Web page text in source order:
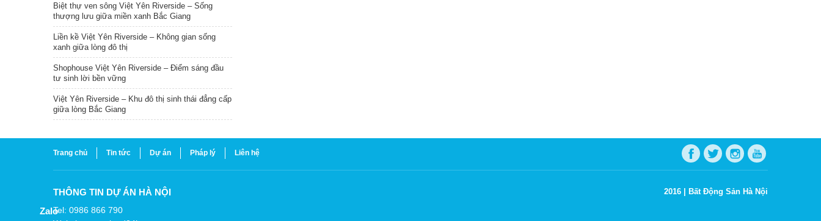
Biệt thự ven sông Việt Yên Riverside – Sống
thượng lưu giữa miền xanh Bắc Giang
Liền kề Việt Yên Riverside – Không gian sống
xanh giữa lòng đô thị
Shophouse Việt Yên Riverside – Điểm sáng đầu
tư sinh lời bền vững
Việt Yên Riverside – Khu đô thị sinh thái đẳng cấp
giữa lòng Bắc Giang
Trang chủ Tin tức Dự án Pháp lý Liên hệ
THÔNG TIN DỰ ÁN HÀ NỘI
Tel: 0986 866 790
2016 | Bất Động Sản Hà Nội
Zalo